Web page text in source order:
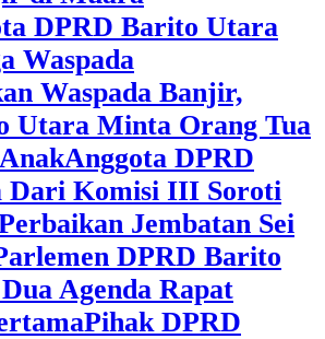
DPRD Barito Utara
Waspada
Waspada Banjir,
Utara Minta Orang Tua
Anggota DPRD
Dari Komisi III Soroti
Jembatan Sei
DPRD Barito
Agenda Rapat
Pihak DPRD